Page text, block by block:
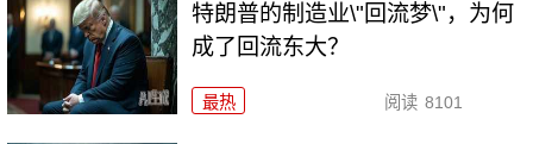
特朗普的制造业\"回流梦\"，为何
成了回流东大？
最热 阅读 8101